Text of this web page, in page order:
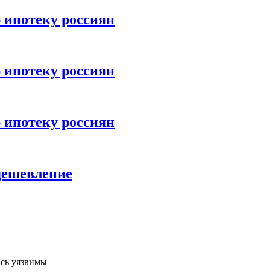
россиян
россиян
россиян
уязвимы